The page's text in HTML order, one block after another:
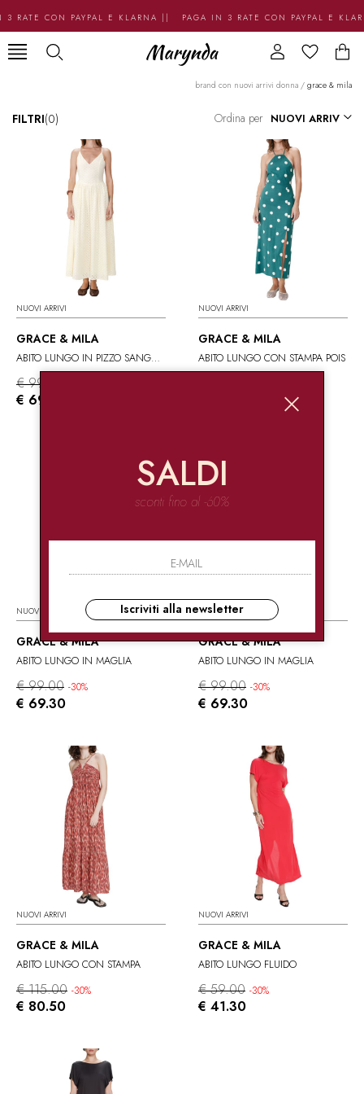
RATE CON PAYPAL E KLARNA || PAGA IN 3 RATE CON PAYPAL E
brand con nuovi arrivi donna / grace & mila
FILTRI(0) Ordina per
NUOVI ARRIVI
GRACE & MILA
ABITO LUNGO IN PIZZO SANGALLO
€ 99.00
€ 69.30
NUOVI ARRIVI
GRACE & MILA
ABITO LUNGO CON STAMPA POIS
NUOVI ARRIVI
GRACE & MILA
ABITO LUNGO IN MAGLIA
€ 99.00 -30%
€ 69.30
NUOVI ARRIVI
GRACE & MILA
ABITO LUNGO IN MAGLIA
€ 99.00 -30%
€ 69.30
NUOVI ARRIVI
GRACE & MILA
ABITO LUNGO CON STAMPA
€ 115.00 -30%
€ 80.50
NUOVI ARRIVI
GRACE & MILA
ABITO LUNGO FLUIDO
€ 59.00 -30%
€ 41.30
SALDI
sconti fino al -60%
Iscriviti alla newsletter